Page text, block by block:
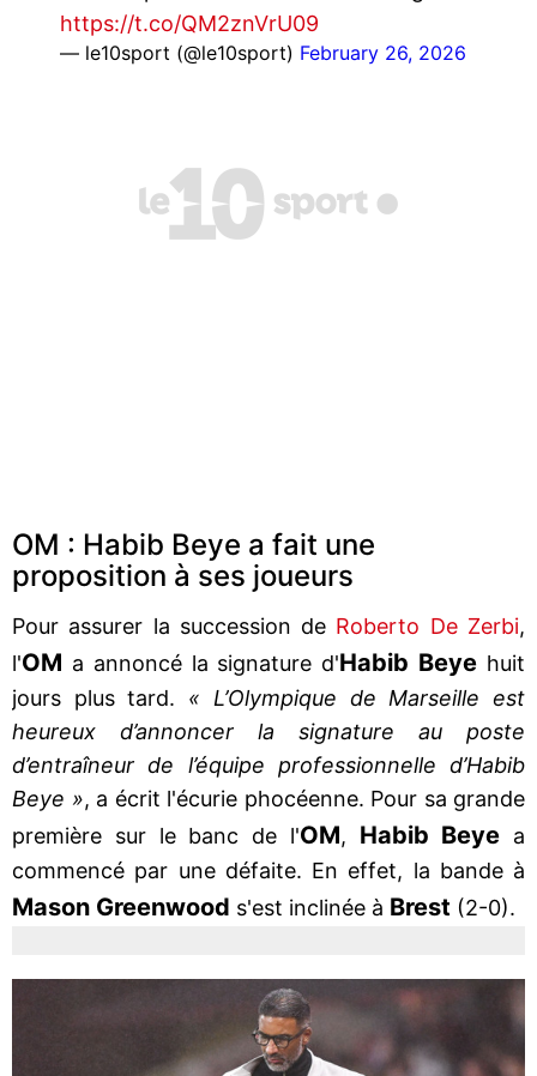
https://t.co/QM2znVrU09
— le10sport (@le10sport) February 26, 2026
OM : Habib Beye a fait une
proposition à ses joueurs
Pour assurer la succession de Roberto De Zerbi,
l'OM a annoncé la signature d'Habib Beye huit
jours plus tard. « L’Olympique de Marseille est
heureux d’annoncer la signature au poste
d’entraîneur de l’équipe professionnelle d’Habib
Beye », a écrit l'écurie phocéenne. Pour sa grande
première sur le banc de l'OM, Habib Beye a
commencé par une défaite. En effet, la bande à
Mason Greenwood s'est inclinée à Brest (2-0).